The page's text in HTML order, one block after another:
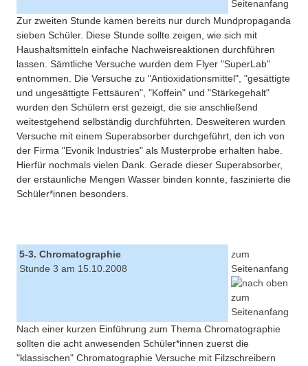
Zur zweiten Stunde kamen bereits nur durch Mundpropaganda
sieben Schüler. Diese Stunde sollte zeigen, wie sich mit
Haushaltsmitteln einfache Nachweisreaktionen durchführen
lassen. Sämtliche Versuche wurden dem Flyer "SuperLab"
entnommen. Die Versuche zu "Antioxidationsmittel", "gesättigte
und ungesättigte Fettsäuren", "Koffein" und "Stärkegehalt"
wurden den Schülern erst gezeigt, die sie anschließend
weitestgehend selbständig durchführten. Desweiteren wurden
Versuche mit einem Superabsorber durchgeführt, den ich von
der Firma "Evonik Industries" als Musterprobe erhalten habe.
Hierfür nochmals vielen Dank. Gerade dieser Superabsorber,
der erstaunliche Mengen Wasser binden konnte, faszinierte die
Schüler*innen besonders.
5-3. Chromatographie
Stunde 3 am 15.10.2008
zum
Seitenanfang
Nach einer kurzen Einführung zum Thema Chromatographie
sollten die acht anwesenden Schüler*innen zuerst die
"klassischen" Chromatographie Versuche mit Filzschreibern